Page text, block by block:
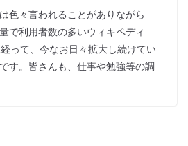
色々言われることがありながら
で利用者数の多いウィキペディ
って、今なお日々拡大し続けてい
す。皆さんも、仕事や勉強等の調